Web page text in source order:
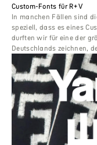
Custom-Fonts für R+V
In manchen Fällen sind
speziell, dass es eines
durften wir für eine der
Deutschlands zeichnen,